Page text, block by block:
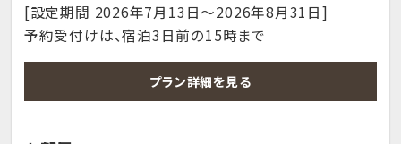
[設定期間 2026年7月13日～2026年8月31日]
予約受付けは、宿泊3日前の15時まで
プラン詳細を見る